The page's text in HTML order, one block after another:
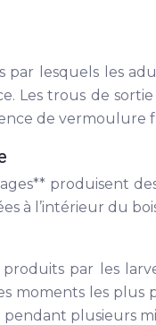
par lesquels les
Les trous de
de
produisent
à l’intérieur du
par les
moments les
plusieurs